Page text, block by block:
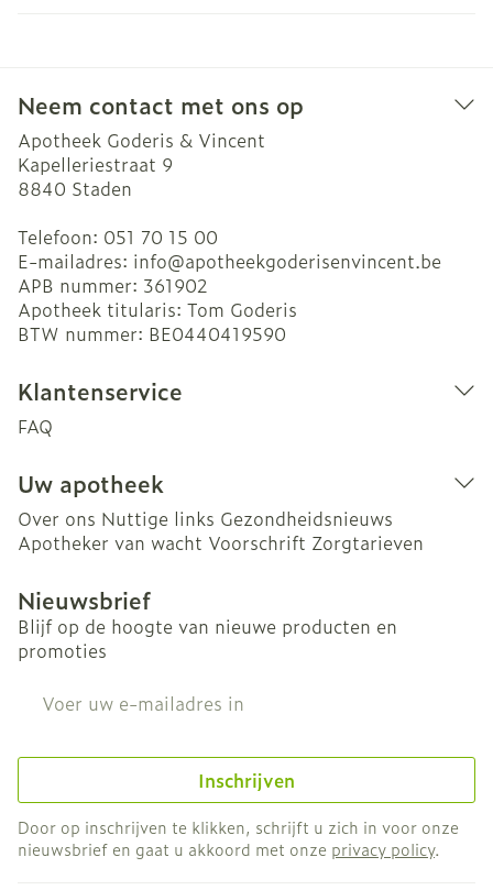
Neem contact met ons op
Apotheek Goderis & Vincent
Kapelleriestraat 9
8840 Staden
Telefoon: 051 70 15 00
E-mailadres: info@apotheekgoderisenvincent.be
APB nummer: 361902
Apotheek titularis: Tom Goderis
BTW nummer: BE0440419590
Klantenservice
FAQ
Uw apotheek
Over ons Nuttige links Gezondheidsnieuws
Apotheker van wacht Voorschrift Zorgtarieven
Nieuwsbrief
Blijf op de hoogte van nieuwe producten en
promoties
Inschrijven
Door op inschrijven te klikken, schrijft u zich in voor onze
nieuwsbrief en gaat u akkoord met onze privacy policy.